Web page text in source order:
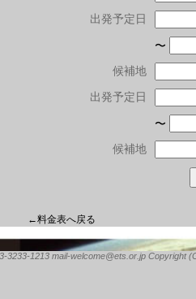
出発予定日
〜
候補地
出発予定日
〜
候補地
←料金表へ戻る
3233-1213 mail-welcome@ets.or.jp Copyright